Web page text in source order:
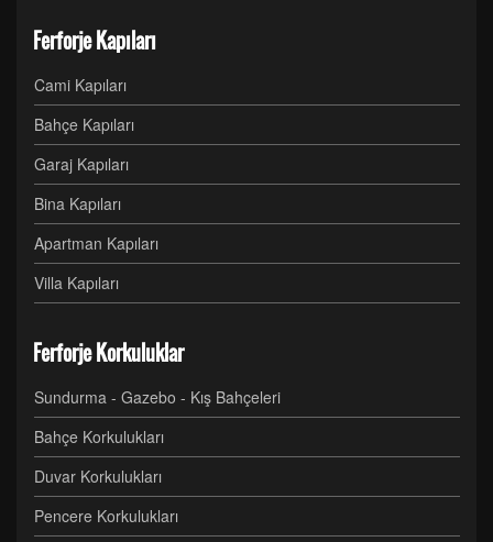
Ferforje Kapıları
Cami Kapıları
Bahçe Kapıları
Garaj Kapıları
Bina Kapıları
Apartman Kapıları
Villa Kapıları
Ferforje Korkuluklar
Sundurma - Gazebo - Kış Bahçeleri
Bahçe Korkulukları
Duvar Korkulukları
Pencere Korkulukları